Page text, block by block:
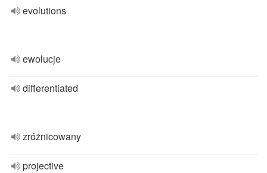
evolutions
ewolucje
differentiated
zróżnicowany
projective